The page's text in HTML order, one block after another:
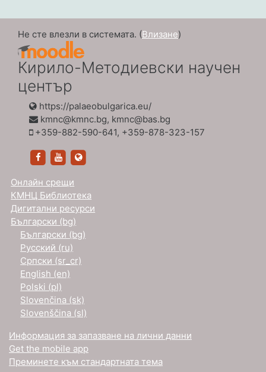
Не сте влезли в системата. (Влизане)
Кирило-Методиевски научен
център
https://palaeobulgarica.eu/
kmnc@kmnc.bg, kmnc@bas.bg
+359-882-590-641, +359-878-323-157
https://www.facebook.com/
https://www.youtube.com/channel/
Онлайн срещи
КМНЦ Библиотека
Дигитални ресурси
Български ‎(bg)‎
Български ‎(bg)‎
Русский ‎(ru)‎
Српски ‎(sr_cr)‎
English ‎(en)‎
Polski ‎(pl)‎
Slovenčina ‎(sk)‎
Slovenščina ‎(sl)‎
Информация за запазване на лични данни
Get the mobile app
Преминете към стандартната тема